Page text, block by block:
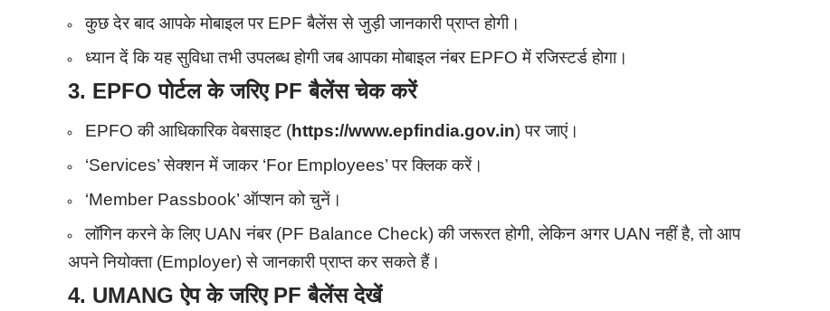
कुछ देर बाद आपके मोबाइल पर EPF बैलेंस से जुड़ी जानकारी प्राप्त होगी।
ध्यान दें कि यह सुविधा तभी उपलब्ध होगी जब आपका मोबाइल नंबर EPFO में रजिस्टर्ड होगा।
3. EPFO पोर्टल के जरिए PF बैलेंस चेक करें
EPFO की आधिकारिक वेबसाइट (https://www.epfindia.gov.in) पर जाएं।
‘Services’ सेक्शन में जाकर ‘For Employees’ पर क्लिक करें।
‘Member Passbook’ ऑप्शन को चुनें।
लॉगिन करने के लिए UAN नंबर (PF Balance Check) की जरूरत होगी, लेकिन अगर UAN नहीं है, तो आप
अपने नियोक्ता (Employer) से जानकारी प्राप्त कर सकते हैं।
4. UMANG ऐप के जरिए PF बैलेंस देखें